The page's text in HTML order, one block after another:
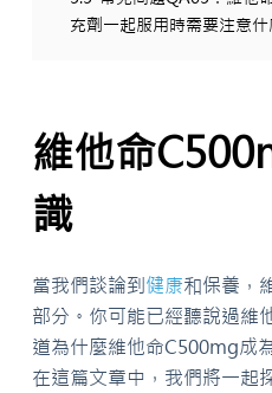
充劑一起服用時需要注意什
維他命
識
當我們談論到健康和保養，
部分。你可能已經聽說過維
道為什麼維他命C500mg成
在這篇文章中，我們將一起